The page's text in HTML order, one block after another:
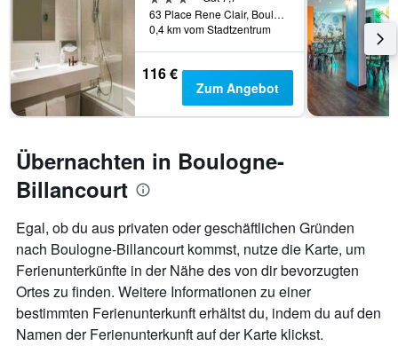
63 Place Rene Clair, Boulogne-Billancourt, Hauts-de-Seine, Frankreich
0,4 km vom Stadtzentrum
116 €
Zum Angebot
Übernachten in Boulogne-
Billancourt
Egal, ob du aus privaten oder geschäftlichen Gründen
nach Boulogne-Billancourt kommst, nutze die Karte, um
Ferienunterkünfte in der Nähe des von dir bevorzugten
Ortes zu finden. Weitere Informationen zu einer
bestimmten Ferienunterkunft erhältst du, indem du auf den
Namen der Ferienunterkunft auf der Karte klickst.